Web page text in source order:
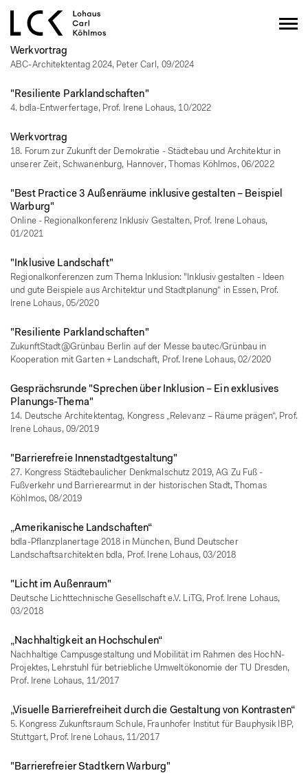
Werkvortrag
ABC-Architektentag 2024, Peter Carl, 09/2024
"Resiliente Parklandschaften"
4. bdla-Entwerfertage, Prof. Irene Lohaus, 10/2022
Werkvortrag
18. Forum zur Zukunft der Demokratie - Städtebau und Architektur in
unserer Zeit, Schwanenburg, Hannover, Thomas Köhlmos, 06/2022
"Best Practice 3 Außenräume inklusive gestalten – Beispiel
Warburg"
Online - Regionalkonferenz Inklusiv Gestalten, Prof. Irene Lohaus,
01/2021
"Inklusive Landschaft"
Regionalkonferenzen zum Thema Inklusion: "Inklusiv gestalten - Ideen
und gute Beispiele aus Architektur und Stadtplanung“ in Essen, Prof.
Irene Lohaus, 05/2020
"Resiliente Parklandschaften"
ZukunftStadt@Grünbau Berlin auf der Messe bautec/Grünbau in
Kooperation mit Garten + Landschaft, Prof. Irene Lohaus, 02/2020
Gesprächsrunde "Sprechen über Inklusion – Ein exklusives
Planungs-Thema"
14. Deutsche Architektentag, Kongress „Relevanz – Räume prägen“, Prof.
Irene Lohaus, 09/2019
"Barrierefreie Innenstadtgestaltung"
27. Kongress Städtebaulicher Denkmalschutz 2019, AG Zu Fuß -
Fußverkehr und Barrierearmut in der historischen Stadt, Thomas
Köhlmos, 08/2019
„Amerikanische Landschaften“
bdla-Pflanzplanertage 2018 in München, Bund Deutscher
Landschaftsarchitekten bdla, Prof. Irene Lohaus, 03/2018
"Licht im Außenraum"
Deutsche Lichttechnische Gesellschaft e.V. LiTG, Prof. Irene Lohaus,
03/2018
„Nachhaltigkeit an Hochschulen“
Nachhaltige Campusgestaltung und Mobilität im Rahmen des HochN-
Projektes, Lehrstuhl für betriebliche Umweltökonomie der TU Dresden,
Prof. Irene Lohaus, 11/2017
„Visuelle Barrierefreiheit durch die Gestaltung von Kontrasten“
5. Kongress Zukunftsraum Schule, Fraunhofer Institut für Bauphysik IBP,
Stuttgart, Prof. Irene Lohaus, 11/2017
"Barrierefreier Stadtkern Warburg"